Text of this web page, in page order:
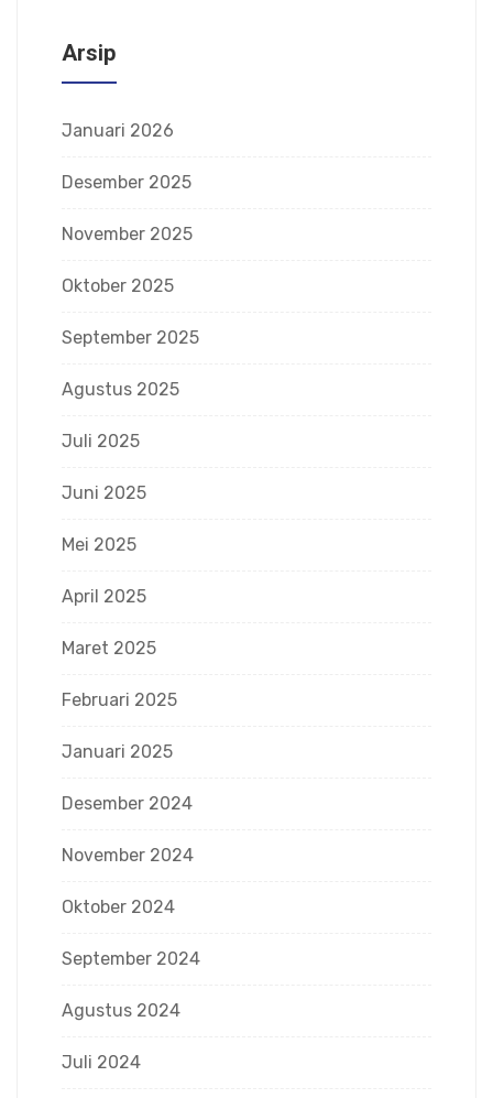
Arsip
Januari 2026
Desember 2025
November 2025
Oktober 2025
September 2025
Agustus 2025
Juli 2025
Juni 2025
Mei 2025
April 2025
Maret 2025
Februari 2025
Januari 2025
Desember 2024
November 2024
Oktober 2024
September 2024
Agustus 2024
Juli 2024